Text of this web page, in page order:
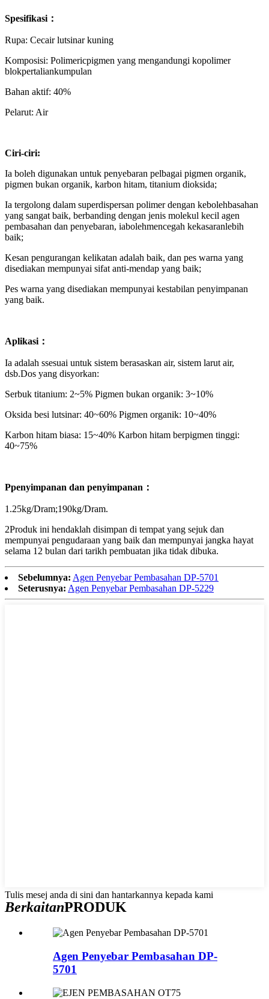
Spesifikasi ：
Rupa: Cecair lutsinar kuning
Komposisi: Polimericpigmen yang mengandungi kopolimer
blokpertaliankumpulan
Bahan aktif: 40%
Pelarut: Air
Ciri-ciri:
Ia boleh digunakan untuk penyebaran pelbagai pigmen organik,
pigmen bukan organik, karbon hitam, titanium dioksida;
Ia tergolong dalam superdispersan polimer dengan kebolehbasahan
yang sangat baik, berbanding dengan jenis molekul kecil agen
pembasahan dan penyebaran, iabolehmencegah kekasaranlebih
baik;
Kesan pengurangan kelikatan adalah baik, dan pes warna yang
disediakan mempunyai sifat anti-mendap yang baik;
Pes warna yang disediakan mempunyai kestabilan penyimpanan
yang baik.
Aplikasi ：
Ia adalah ssesuai untuk sistem berasaskan air, sistem larut air,
dsb.Dos yang disyorkan:
Serbuk titanium: 2~5% Pigmen bukan organik: 3~10%
Oksida besi lutsinar: 40~60% Pigmen organik: 10~40%
Karbon hitam biasa: 15~40% Karbon hitam berpigmen tinggi:
40~75%
Ppenyimpanan dan penyimpanan ：
1.25kg/Dram;190kg/Dram.
2Produk ini hendaklah disimpan di tempat yang sejuk dan
mempunyai pengudaraan yang baik dan mempunyai jangka hayat
selama 12 bulan dari tarikh pembuatan jika tidak dibuka.
Sebelumnya: Agen Penyebar Pembasahan DP-5701
Seterusnya: Agen Penyebar Pembasahan DP-5229
Tulis mesej anda di sini dan hantarkannya kepada kami
BerkaitanPRODUK
Agen Penyebar Pembasahan DP-
5701